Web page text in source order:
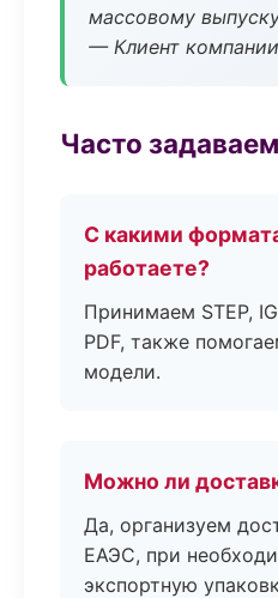
массовому
— Клиент компании
Часто
С какими
работаете?
Принимаем STEP,
PDF, также
модели.
Можно ли
Да, организуем
ЕАЭС, при
экспортную